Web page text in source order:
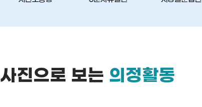
사진으로 보는 의정활동